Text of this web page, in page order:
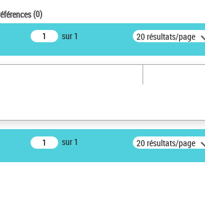
(0)
sur 1 20 résultats/page
sur 1 20 résultats/page